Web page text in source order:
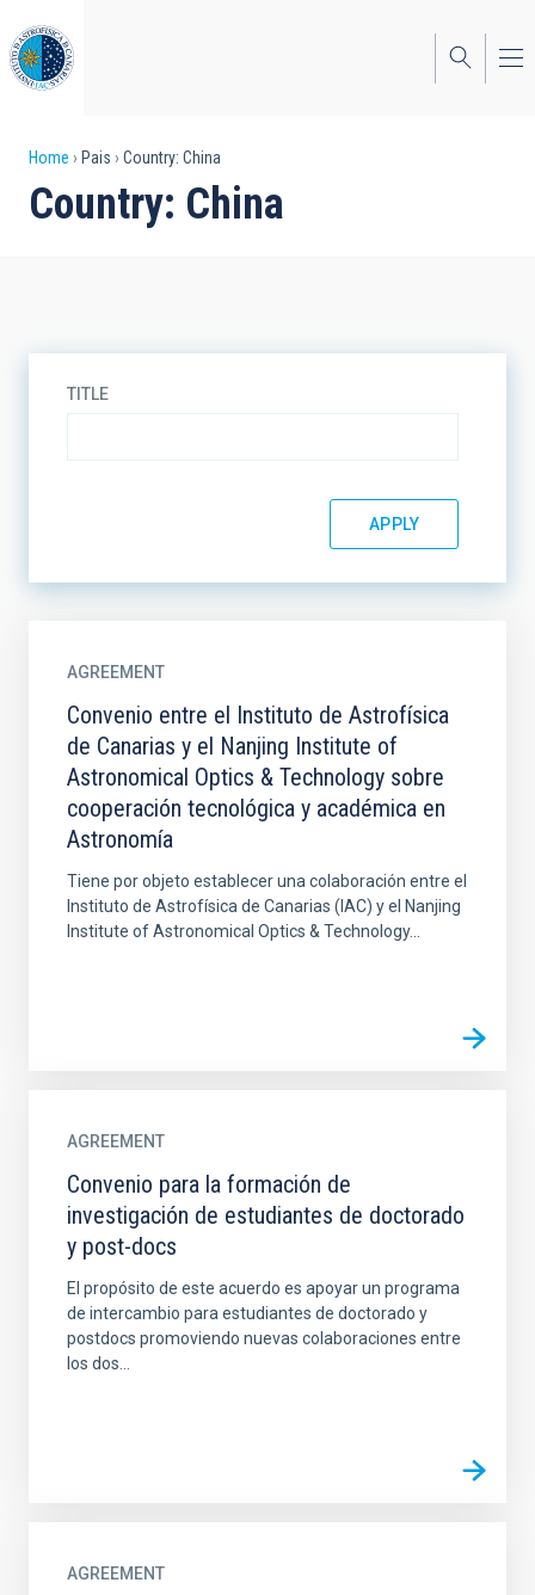
to
main
content
Breadcrumb
Home Pais Country: China
Country: China
TITLE
AGREEMENT
Convenio entre el Instituto de Astrofísica
de Canarias y el Nanjing Institute of
Astronomical Optics & Technology sobre
cooperación tecnológica y académica en
Astronomía
Tiene por objeto establecer una colaboración entre el
Instituto de Astrofísica de Canarias (IAC) y el Nanjing
Institute of Astronomical Optics & Technology...
AGREEMENT
Convenio para la formación de
investigación de estudiantes de doctorado
y post-docs
El propósito de este acuerdo es apoyar un programa
de intercambio para estudiantes de doctorado y
postdocs promoviendo nuevas colaboraciones entre
los dos...
AGREEMENT